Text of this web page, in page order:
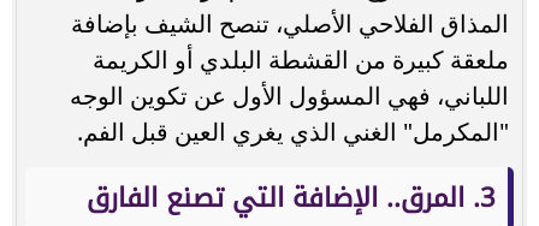
المذاق الفلاحي الأصلي، تنصح الشيف بإضافة
ملعقة كبيرة من القشطة البلدي أو الكريمة
اللباني، فهي المسؤول الأول عن تكوين الوجه
"المكرمل" الغني الذي يغري العين قبل الفم.
3. المرق.. الإضافة التي تصنع الفارق